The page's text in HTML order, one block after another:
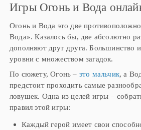
Игры Огонь и Вода
Огонь и Вода это две
Вода». Казалось бы, две абсолютно
дополняют друг друга. Большинство
уровни с множеством загадок.
По сюжету, Огонь – это мальчик, а
предстоит проходить самые
ловушек. Одна из целей игры –
правил этой игры:
Каждый герой имеет свои